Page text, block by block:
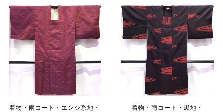
着物・雨コート・エンジ系地・
着物・雨コート・黒地・